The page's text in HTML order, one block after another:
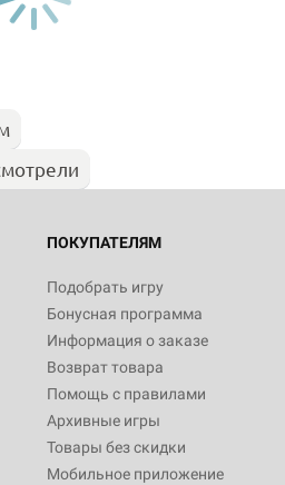
ПОКУПАТЕЛЯМ
Подобрать игру
Бонусная программа
Информация о заказе
Возврат товара
Помощь с правилами
Архивные игры
Товары без скидки
Мобильное приложение